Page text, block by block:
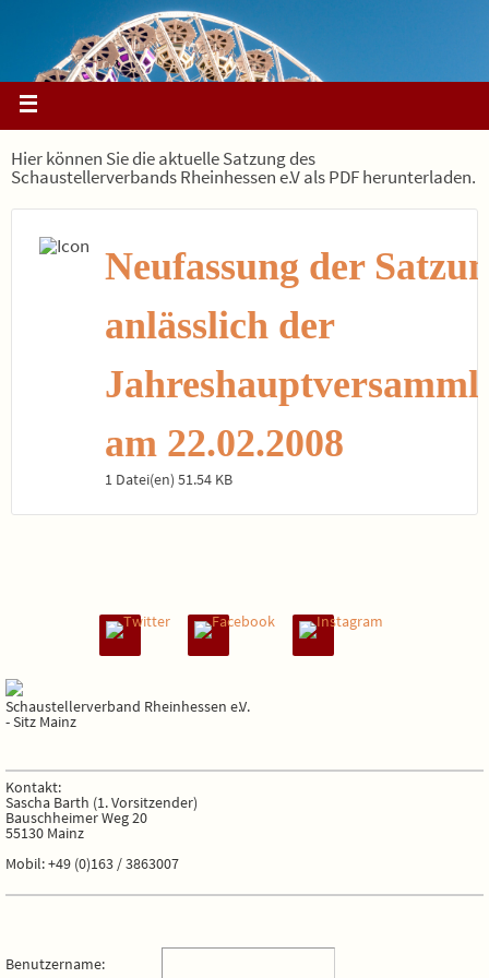
Hier können Sie die aktuelle Satzung des
Schaustellerverbands Rheinhessen e.V als PDF herunterladen.
Neufassung der
anlässlich der
am 22.02.2008
1 Datei(en) 51.54 KB
Schaustellerverband Rheinhessen e.V.
- Sitz Mainz
Kontakt:
Sascha Barth (1. Vorsitzender)
Bauschheimer Weg 20
55130 Mainz
Mobil: +49 (0)163 / 3863007
Benutzername: